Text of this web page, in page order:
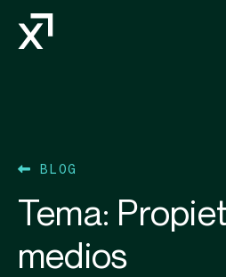
Index Exchange Home
BLOG
Tema:
medios